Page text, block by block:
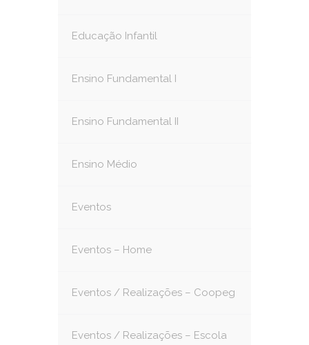
Educação Infantil
Ensino Fundamental I
Ensino Fundamental II
Ensino Médio
Eventos
Eventos – Home
Eventos / Realizações – Coopeg
Eventos / Realizações – Escola